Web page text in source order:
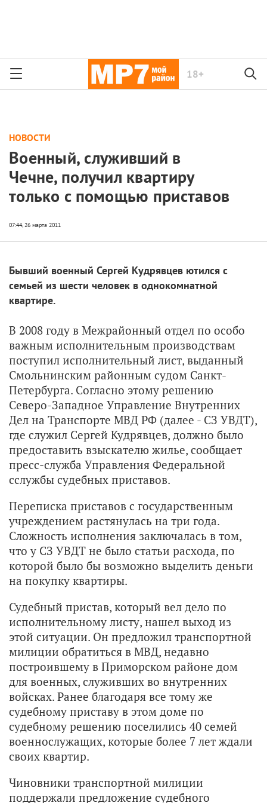
18+
НОВОСТИ
Военный, служивший в
Чечне, получил квартиру
только c помощью приставов
Бывший военный Сергей Кудрявцев ютился с
семьей из шести человек в однокомнатной
квартире.
В 2008 году в Межрайонный отдел по особо
важным исполнительным производствам
поступил исполнительный лист, выданный
Смольнинским районным судом Санкт-
Петербурга. Согласно этому решению
Северо-Западное Управление Внутренних
Дел на Транспорте МВД РФ (далее - СЗ УВДТ),
где служил Сергей Кудрявцев, должно было
предоставить взыскателю жилье, сообщает
пресс-служба Управления Федеральной
сслужбы судебных приставов.
Переписка приставов с государственным
учреждением растянулась на три года.
Сложность исполнения заключалась в том,
что у СЗ УВДТ не было статьи расхода, по
которой было бы возможно выделить деньги
на покупку квартиры.
Судебный пристав, который вел дело по
исполнительному листу, нашел выход из
этой ситуации. Он предложил транспортной
милиции обратиться в МВД, недавно
построившему в Приморском районе дом
для военных, служивших во внутренних
войсках. Ранее благодаря все тому же
судебному приставу в этом доме по
судебному решению поселились 40 семей
военнослужащих, которые более 7 лет ждали
своих квартир.
Чиновники транспортной милиции
поддержали предложение судебного